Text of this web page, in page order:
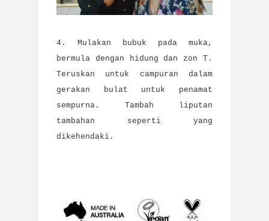
4. Mulakan bubuk pada muka,
bermula dengan hidung dan zon T.
Teruskan untuk campuran dalam
gerakan bulat untuk penamat
sempurna. Tambah liputan
tambahan seperti yang
dikehendaki.